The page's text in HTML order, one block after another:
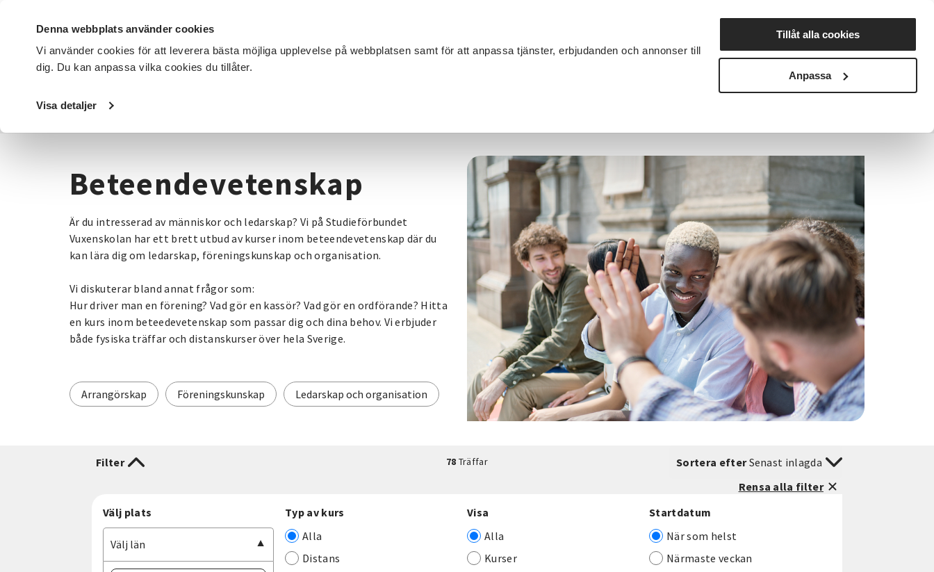
Denna webbplats använder cookies
Vi använder cookies för att leverera bästa möjliga upplevelse på webbplatsen samt för att anpassa tjänster, erbjudanden och annonser till
dig. Du kan anpassa vilka cookies du tillåter.
Visa detaljer
Tillåt alla cookies
Anpassa
DET HÄR GÖR VI FÖR DIG SOM SÖK KURSER OCH EVENEMANG Nyheter Avdelningar
Startsida / Kurser och evenemang
Beteendevetenskap
Är du intresserad av människor och ledarskap? Vi på Studieförbundet
Vuxenskolan har ett brett utbud av kurser inom beteendevetenskap där du
kan lära dig om ledarskap, föreningskunskap och organisation.
Vi diskuterar bland annat frågor som:
Hur driver man en förening? Vad gör en kassör? Vad gör en ordförande? Hitta
en kurs inom beteedevetenskap som passar dig och dina behov. Vi erbjuder
både fysiska träffar och distanskurser över hela Sverige.
Arrangörskap Föreningskunskap Ledarskap och organisation
Filter 78 Träffar Sortera efterSenast inlagda
Rensa alla filter
Välj plats
Välj län
Typ av kurs
Alla
Distans
Visa
Alla
Kurser
Startdatum
När som helst
Närmaste veckan